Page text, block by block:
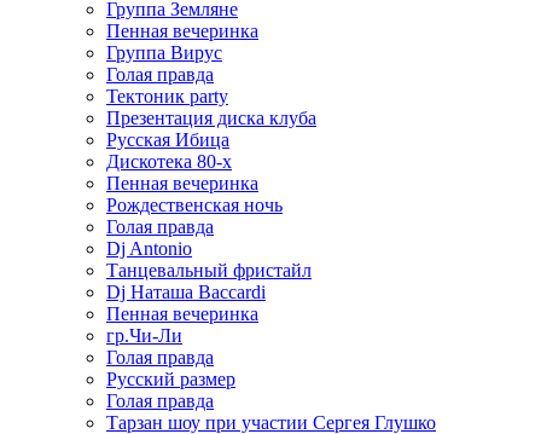
Группа Земляне
Пенная вечеринка
Группа Вирус
Голая правда
Тектоник party
Презентация диска клуба
Русская Ибица
Дискотека 80-х
Пенная вечеринка
Рождественская ночь
Голая правда
Dj Antonio
Танцевальный фристайл
Dj Наташа Baccardi
Пенная вечеринка
гр.Чи-Ли
Голая правда
Русский размер
Голая правда
Тарзан шоу при участии Сергея Глушко